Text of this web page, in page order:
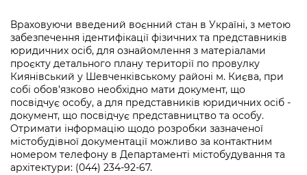
Враховуючи введений воєнний стан в Україні, з метою
забезпечення ідентифікації фізичних та представників
юридичних осіб, для ознайомлення з матеріалами
проєкту детального плану території по провулку
Киянівський у Шевченківському районі м. Києва, при
собі обов’язково необхідно мати документ, що
посвідчує особу, а для представників юридичних осіб -
документ, що посвідчує представництво та особу.
Отримати інформацію щодо розробки зазначеної
містобудівної документації можливо за контактним
номером телефону в Департаменті містобудування та
архітектури: (044) 234-92-67.